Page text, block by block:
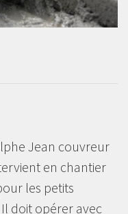
Jean couvreur
en chantier
les petits
doit opérer avec